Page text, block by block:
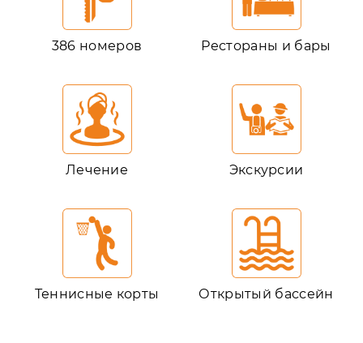
386 номеров Рестораны и бары
Лечение Экскурсии
Теннисные корты Открытый бассейн